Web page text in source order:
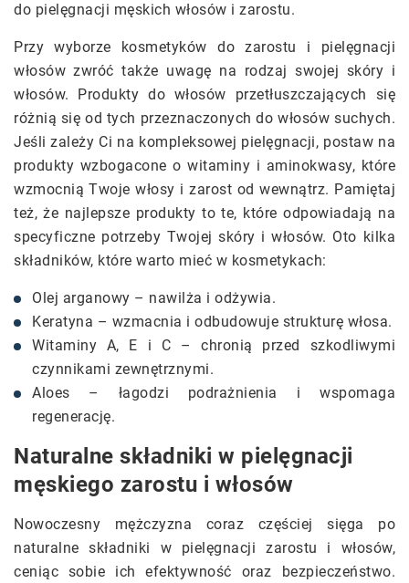
do pielęgnacji męskich włosów i zarostu.
Przy wyborze kosmetyków do zarostu i pielęgnacji
włosów zwróć także uwagę na rodzaj swojej skóry i
włosów. Produkty do włosów przetłuszczających się
różnią się od tych przeznaczonych do włosów suchych.
Jeśli zależy Ci na kompleksowej pielęgnacji, postaw na
produkty wzbogacone o witaminy i aminokwasy, które
wzmocnią Twoje włosy i zarost od wewnątrz. Pamiętaj
też, że najlepsze produkty to te, które odpowiadają na
specyficzne potrzeby Twojej skóry i włosów. Oto kilka
składników, które warto mieć w kosmetykach:
Olej arganowy – nawilża i odżywia.
Keratyna – wzmacnia i odbudowuje strukturę włosa.
Witaminy A, E i C – chronią przed szkodliwymi
czynnikami zewnętrznymi.
Aloes – łagodzi podrażnienia i wspomaga
regenerację.
Naturalne składniki w pielęgnacji
męskiego zarostu i włosów
Nowoczesny mężczyzna coraz częściej sięga po
naturalne składniki w pielęgnacji zarostu i włosów,
ceniąc sobie ich efektywność oraz bezpieczeństwo.